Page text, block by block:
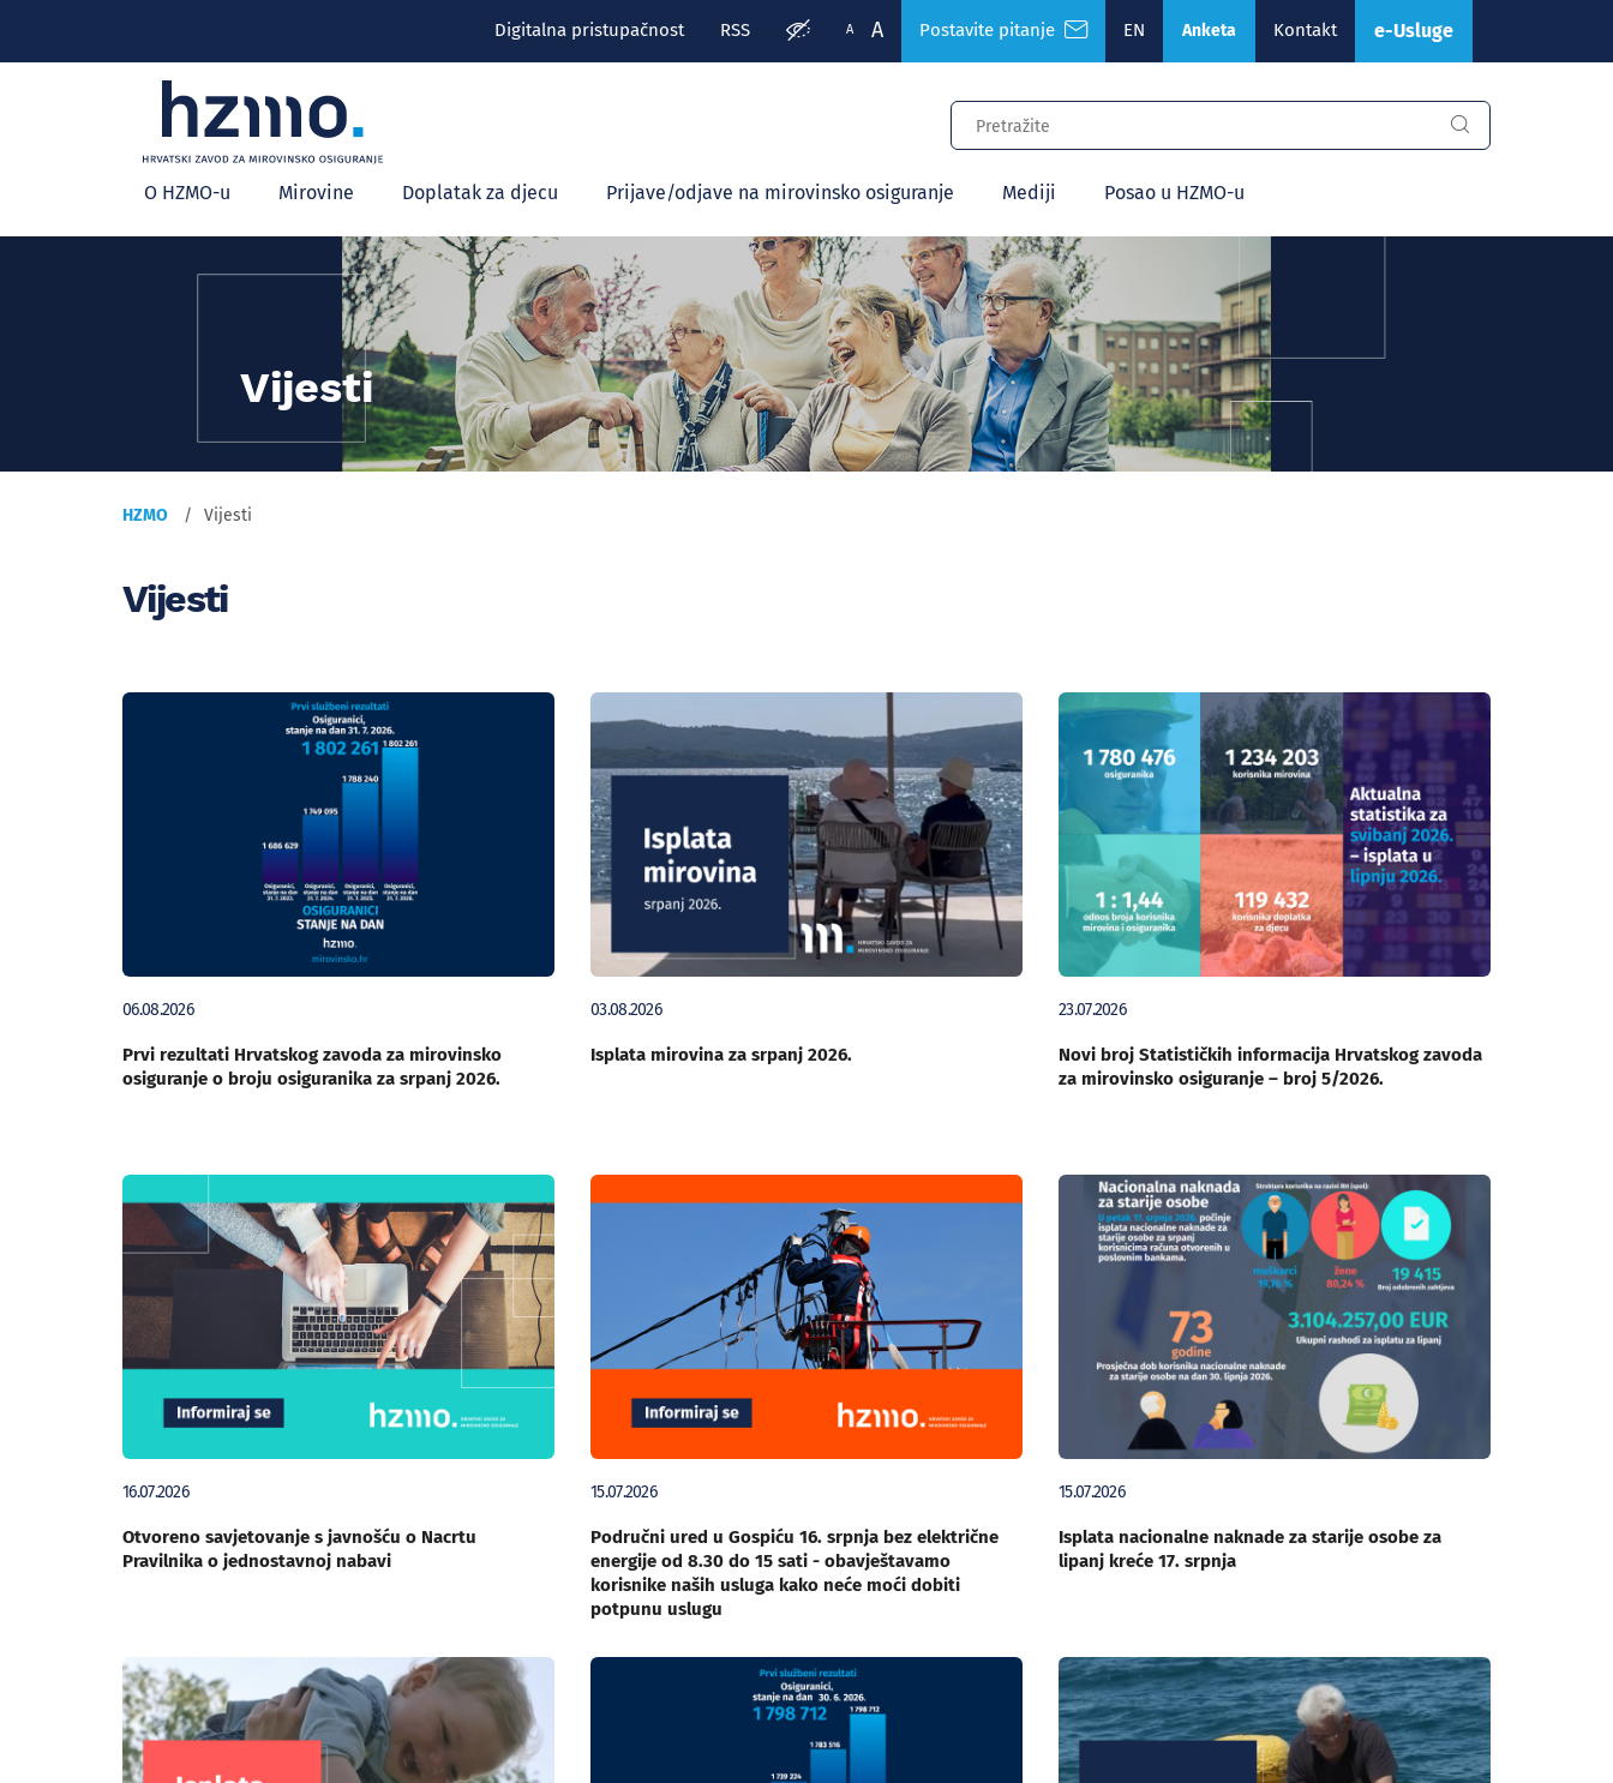
Digitalna pristupačnost RSS A A Postavite pitanje EN Anketa Kontakt e-Usluge
Glavni
izbornik
O HZMO-u Mirovine Doplatak za djecu Prijave/odjave na mirovinsko osiguranje Mediji Posao u HZMO-u
Vijesti
HZMO Vijesti
Vijesti
06.08.2026
Prvi rezultati Hrvatskog zavoda za mirovinsko
osiguranje o broju osiguranika za srpanj 2026.
03.08.2026
Isplata mirovina za srpanj 2026.
23.07.2026
Novi broj Statističkih informacija Hrvatskog zavoda
za mirovinsko osiguranje – broj 5/2026.
16.07.2026
Otvoreno savjetovanje s javnošću o Nacrtu
Pravilnika o jednostavnoj nabavi
15.07.2026
Područni ured u Gospiću 16. srpnja bez električne
energije od 8.30 do 15 sati - obavještavamo
korisnike naših usluga kako neće moći dobiti
potpunu uslugu
15.07.2026
Isplata nacionalne naknade za starije osobe za
lipanj kreće 17. srpnja